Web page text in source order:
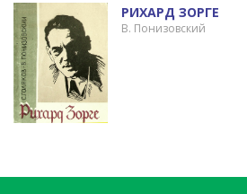
РИХАРД ЗОРГЕ
В. Понизовский